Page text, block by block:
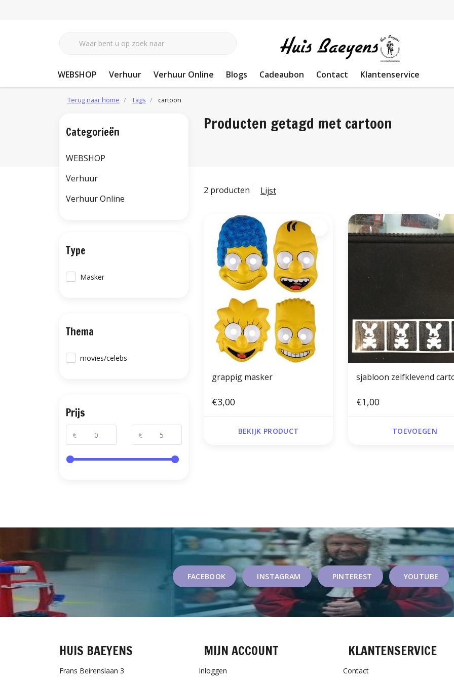
WEBSHOP Verhuur Verhuur Online Blogs Cadeaubon Contact Klantenservice
Terug naar home Tags cartoon
Producten getagd met cartoon
2 producten Lijst
grappig masker
€3,00
BEKIJK PRODUCT
sjabloon zelfklevend
€1,00
TOEVOEGEN
Categorieën
WEBSHOP
Verhuur
Verhuur Online
Type
Masker
Thema
movies/celebs
Prijs
€ €
FACEBOOK INSTAGRAM PINTEREST YOUTUBE
HUIS BAEYENS
Frans Beirenslaan 3
MIJN ACCOUNT
Inloggen
KLANTENSERVICE
Contact